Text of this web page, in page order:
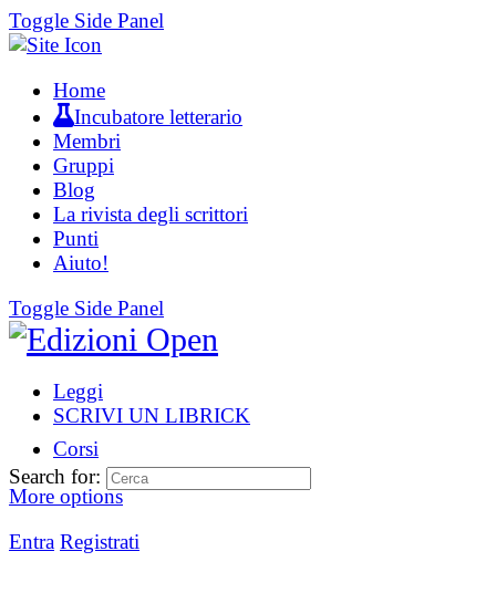
Toggle Side Panel
Home
Incubatore letterario
Membri
Gruppi
Blog
La rivista degli scrittori
Punti
Aiuto!
Toggle Side Panel
Leggi
SCRIVI UN LIBRICK
Corsi
More options
Entra Registrati
Search for: